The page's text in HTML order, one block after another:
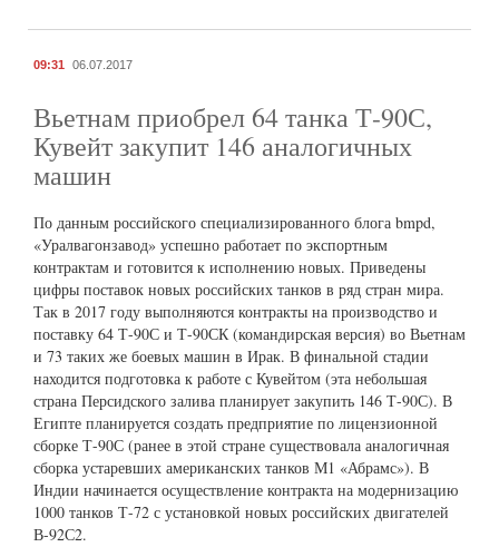
09:31 06.07.2017
Вьетнам приобрел 64 танка Т-90С,
Кувейт закупит 146 аналогичных
машин
По данным российского специализированного блога bmpd,
«Уралвагонзавод» успешно работает по экспортным
контрактам и готовится к исполнению новых. Приведены
цифры поставок новых российских танков в ряд стран мира.
Так в 2017 году выполняются контракты на производство и
поставку 64 Т-90С и Т-90СК (командирская версия) во Вьетнам
и 73 таких же боевых машин в Ирак. В финальной стадии
находится подготовка к работе с Кувейтом (эта небольшая
страна Персидского залива планирует закупить 146 Т-90С). В
Египте планируется создать предприятие по лицензионной
сборке Т-90С (ранее в этой стране существовала аналогичная
сборка устаревших американских танков М1 «Абрамс»). В
Индии начинается осуществление контракта на модернизацию
1000 танков Т-72 с установкой новых российских двигателей
В-92С2.